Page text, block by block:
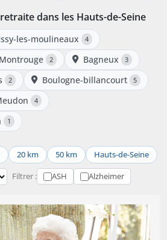
dans les Hauts-de-Seine
les-moulineaux 4
Montrouge 2 Bagneux 3
2 Boulogne-billancourt 5
4
1
20 km 50 km Hauts-de-Seine
Filtrer : ASH Alzheimer